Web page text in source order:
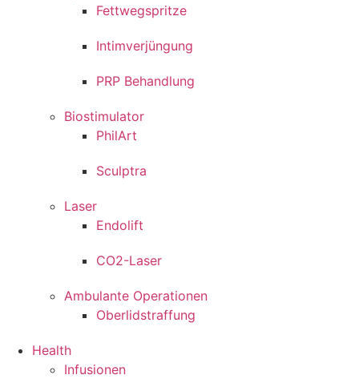
Fettwegspritze
Intimverjüngung
PRP Behandlung
Biostimulator
PhilArt
Sculptra
Laser
Endolift
CO2-Laser
Ambulante Operationen
Oberlidstraffung
Health
Infusionen